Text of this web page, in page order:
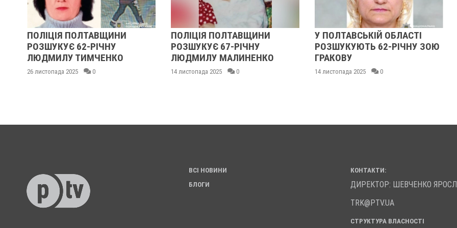
ПОЛІЦІЯ ПОЛТАВЩИНИ
РОЗШУКУЄ 62-РІЧНУ
ЛЮДМИЛУ ТИМЧЕНКО
26 листопада 2025 0
ПОЛІЦІЯ ПОЛТАВЩИНИ
РОЗШУКУЄ 67-РІЧНУ
ЛЮДМИЛУ МАЛИНЕНКО
14 листопада 2025 0
У ПОЛТАВСЬКІЙ ОБЛАСТІ
РОЗШУКУЮТЬ 62-РІЧНУ ЗОЮ
ГРАКОВУ
14 листопада 2025 0
ВСІ НОВИНИ
БЛОГИ
КОНТАКТИ:
ДИРЕКТОР: ШЕВЧЕНКО
TRK@PTV.UA
СТРУКТУРА ВЛАСНОСТІ